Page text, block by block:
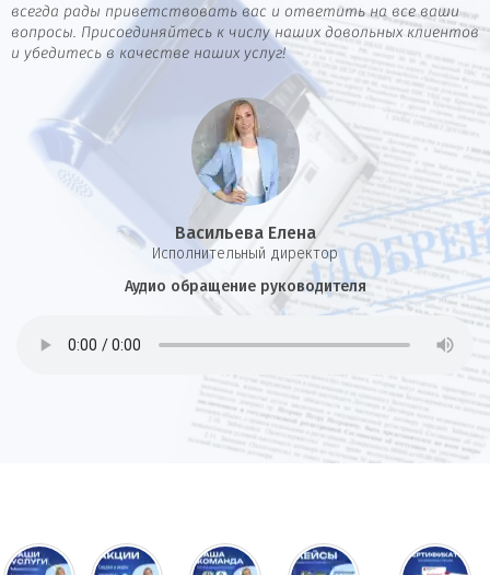
всегда рады приветствовать вас и ответить на все ваши
вопросы. Присоединяйтесь к числу наших довольных клиентов
и убедитесь в качестве наших услуг!
Васильева Елена
И сполнительный директор
Аудио обращение руководителя